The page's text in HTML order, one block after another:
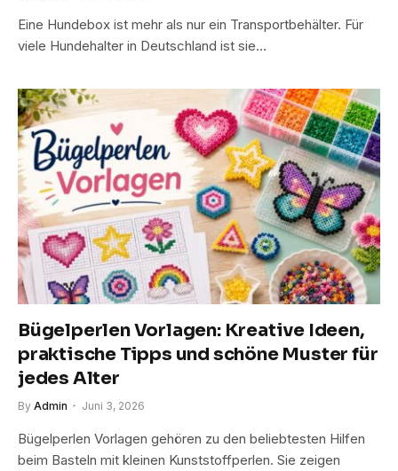
Eine Hundebox ist mehr als nur ein Transportbehälter. Für
viele Hundehalter in Deutschland ist sie…
Bügelperlen Vorlagen: Kreative Ideen,
praktische Tipps und schöne Muster für
jedes Alter
By Admin Juni 3, 2026
Bügelperlen Vorlagen gehören zu den beliebtesten Hilfen
beim Basteln mit kleinen Kunststoffperlen. Sie zeigen